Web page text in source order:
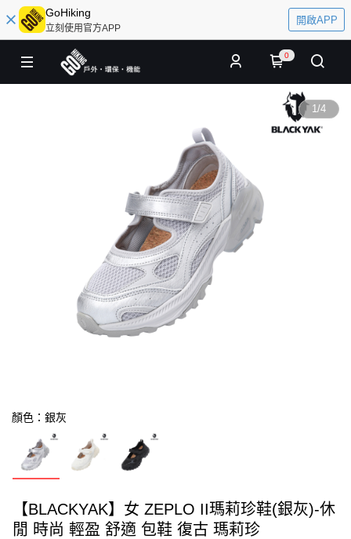
GoHiking
立刻使用官方APP
開啟APP
0
1/4
顏色：銀灰
【BLACKYAK】女 ZEPLO II瑪莉珍鞋(銀灰)-休
閒 時尚 輕盈 舒適 包鞋 復古 瑪莉珍